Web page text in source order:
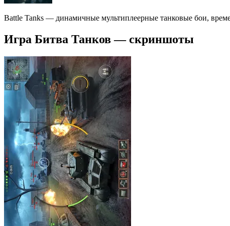
Battle Tanks — динамичные мультиплеерные танковые бои,
Игра Битва Танков — скриншоты